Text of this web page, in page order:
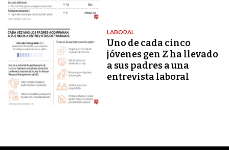
LABORAL
Uno de cada cinco
jóvenes gen Z ha llevado
a sus padres a una
entrevista laboral